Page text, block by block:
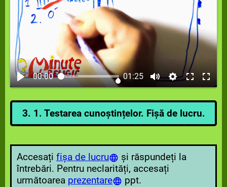
00:00 01:25
3. 1. Testarea cunoștințelor. Fișă de lucru.
Accesați fișa de lucru
și răspundeți la
întrebări. Pentru neclarități, accesați
următoarea prezentare ppt.